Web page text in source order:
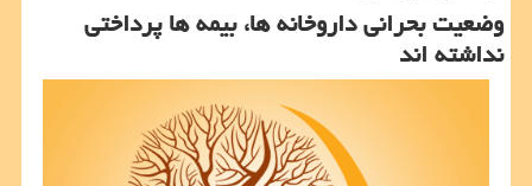
وضعیت بحرانی داروخانه ها، بیمه ها پرداختی
نداشته اند